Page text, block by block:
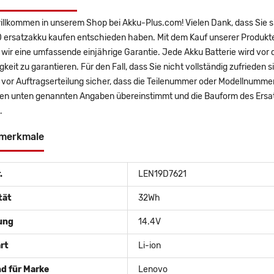
in unserem Shop bei Akku-Plus.com! Vielen Dank, dass
ersatzakku kaufen entschieden haben. Mit dem Kauf unserer
eine umfassende einjährige Garantie. Jede Akku Batterie wird
zu garantieren. Für den Fall, dass Sie nicht vollständig
Auftragserteilung sicher, dass die Teilenummer oder
unten genannten Angaben übereinstimmt und die Bauform des
LEN19D7621
32Wh
14.4V
Li-ion
für Marke Lenovo